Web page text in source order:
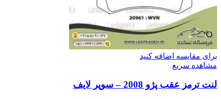
برای مقایسه اضافه کنید
مشاهده سریع
لنت ترمز عقب پژو 2008 – سوپر لایف